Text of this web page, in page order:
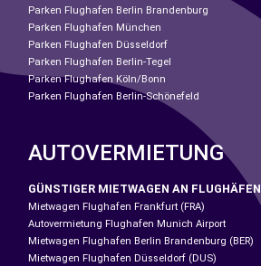
Parken Flughafen Berlin Brandenburg
Parken Flughafen München
Parken Flughafen Düsseldorf
Parken Flughafen Berlin-Tegel
Parken Flughafen Köln/Bonn
Parken Flughafen Berlin-Schönefeld
AUTOVERMIETUNG
GÜNSTIGER MIETWAGEN AN FLUGHÄFEN
Mietwagen Flughafen Frankfurt (FRA)
Autovermietung Flughafen Munich Airport
Mietwagen Flughafen Berlin Brandenburg (BER)
Mietwagen Flughafen Düsseldorf (DUS)